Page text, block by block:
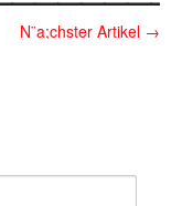
N¨a;chster Artikel →